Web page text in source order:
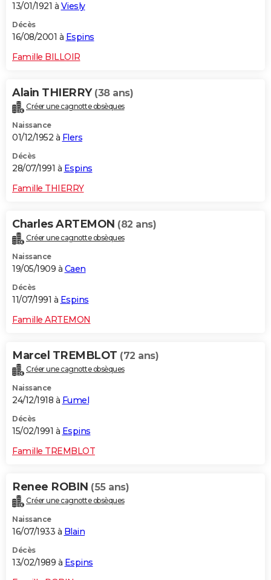
13/01/1921 à Viesly
Décès
16/08/2001 à Espins
Famille BILLOIR
Alain THIERRY (38 ans)
Créer une cagnotte obsèques
Naissance
01/12/1952 à Flers
Décès
28/07/1991 à Espins
Famille THIERRY
Charles ARTEMON (82 ans)
Créer une cagnotte obsèques
Naissance
19/05/1909 à Caen
Décès
11/07/1991 à Espins
Famille ARTEMON
Marcel TREMBLOT (72 ans)
Créer une cagnotte obsèques
Naissance
24/12/1918 à Fumel
Décès
15/02/1991 à Espins
Famille TREMBLOT
Renee ROBIN (55 ans)
Créer une cagnotte obsèques
Naissance
16/07/1933 à Blain
Décès
13/02/1989 à Espins